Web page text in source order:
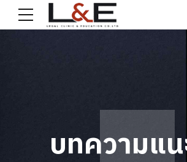
บทความแน